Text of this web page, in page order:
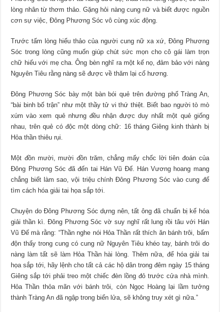
lòng nhân từ thơm thảo. Gặng hỏi nàng cung nữ và biết được nguồn
cơn sự việc, Đông Phương Sóc vô cùng xúc động.
Trước tấm lòng hiếu thảo của người cung nữ xa xứ, Đông Phương
Sóc trong lòng cũng muốn giúp chút sức mọn cho cô gái làm trọn
chữ hiếu với mẹ cha. Ông bèn nghĩ ra một kế nọ, đảm bảo với nàng
Nguyên Tiêu rằng nàng sẽ được về thăm lại cố hương.
Đông Phương Sóc bày một bàn bói quẻ trên đường phố Tràng An,
“bài binh bố trận” như một thầy tử vi thứ thiệt. Biết bao người tò mò
xúm vào xem quẻ nhưng đều nhận được duy nhất một quẻ giống
nhau, trên quẻ có độc một dòng chữ: 16 tháng Giêng kinh thành bị
Hỏa thần thiêu rụi.
Một đồn mười, mười đồn trăm, chẳng mấy chốc lời tiên đoán của
Đông Phương Sóc đã đến tai Hán Vũ Đế. Hán Vương hoang mang
chẳng biết làm sao, vội triệu chính Đông Phương Sóc vào cung để
tìm cách hóa giải tai họa sắp tới.
Chuyện do Đông Phương Sóc dựng nên, tất ông đã chuẩn bị kế hóa
giải thần kì. Đông Phương Sóc vờ suy nghĩ rất lung rồi tâu với Hán
Vũ Đế mà rằng: “Thần nghe nói Hỏa Thần rất thích ăn bánh trôi, bấm
độn thấy trong cung có cung nữ Nguyên Tiêu khéo tay, bánh trôi do
nàng làm tất sẽ làm Hỏa Thần hài lòng. Thêm nữa, để hóa giải tai
họa sắp tới, hãy lệnh cho tất cả các hộ dân trong đêm ngày 15 tháng
Giêng sắp tới phải treo một chiếc đèn lồng đỏ trước cửa nhà mình.
Hỏa Thần thỏa mãn với bánh trôi, còn Ngọc Hoàng lại lầm tưởng
thành Tràng An đã ngập trong biển lửa, sẽ không truy xét gì nữa.”